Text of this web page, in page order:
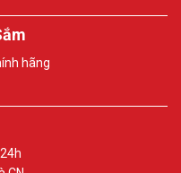
hãng